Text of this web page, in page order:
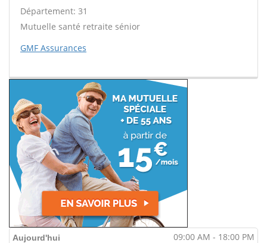
Département: 31
Mutuelle santé retraite sénior
GMF Assurances
Aujourd'hui 09:00 AM - 18:00 PM